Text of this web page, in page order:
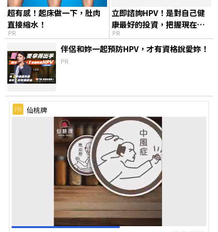
超有感！起床做一下，肚肉
直接縮水！
PR
立即諮詢HPV！是對自己健
康最好的投資，把握現在不
嫌晚！
PR
伴侶和妳一起預防HPV，才有資格說愛妳！
PR
PR 仙桃牌